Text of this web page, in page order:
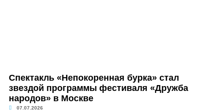
Спектакль «Непокоренная бурка» стал
звездой программы фестиваля «Дружба
народов» в Москве
07.07.2026